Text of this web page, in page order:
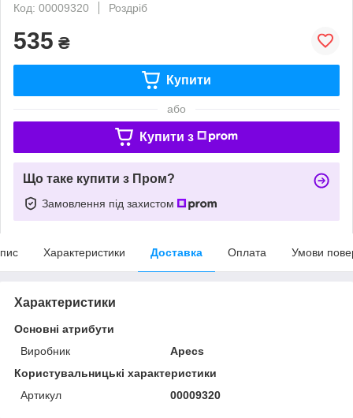
Код: 00009320
Роздріб
535 ₴
Купити
або
Купити з
Що таке купити з Пром?
Замовлення під захистом
Характеристики Доставка Оплата Умови
Характеристики
Основні атрибути
Виробник
Apecs
Користувальницькі характеристики
Артикул
00009320